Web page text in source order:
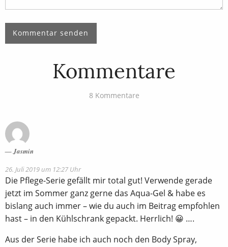
Kommentare
8 Kommentare
Jasmin
26. Juli 2019 um 12:27 Uhr
Die Pflege-Serie gefällt mir total gut! Verwende gerade
jetzt im Sommer ganz gerne das Aqua-Gel & habe es
bislang auch immer – wie du auch im Beitrag empfohlen
hast – in den Kühlschrank gepackt. Herrlich! 😀 ….
Aus der Serie habe ich auch noch den Body Spray,